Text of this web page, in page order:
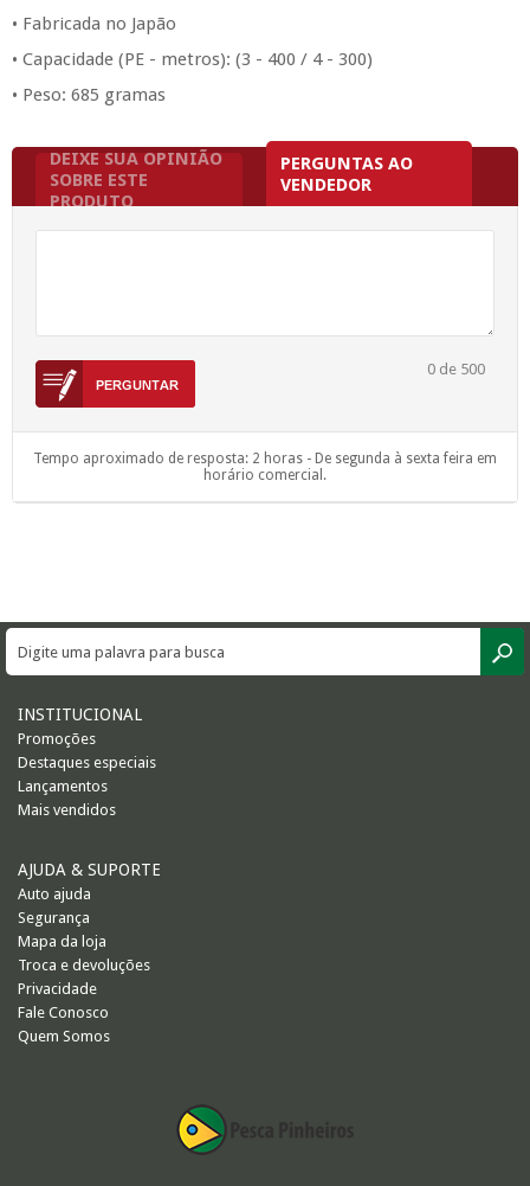
• Fabricada no Japão
• Capacidade (PE - metros): (3 - 400 / 4 - 300)
• Peso: 685 gramas
DEIXE SUA OPINIÃO
SOBRE ESTE
PRODUTO
PERGUNTAS AO
VENDEDOR
0 de 500
Tempo aproximado de resposta: 2 horas - De segunda à sexta feira em
horário comercial.
INSTITUCIONAL
Promoções
Destaques especiais
Lançamentos
Mais vendidos
AJUDA & SUPORTE
Auto ajuda
Segurança
Mapa da loja
Troca e devoluções
Privacidade
Fale Conosco
Quem Somos